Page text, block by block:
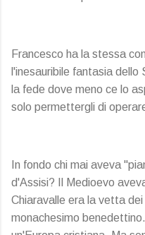
Francesco ha la stessa
l'inesauribile fantasia
la fede dove meno ce lo
solo permettergli di
In fondo chi mai aveva
d'Assisi? Il Medioevo
Chiaravalle era la vetta
monachesimo